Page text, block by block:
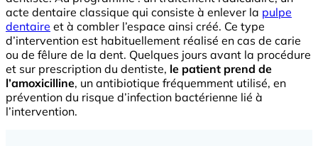
acte dentaire classique qui consiste à enlever la pulpe
dentaire et à combler l’espace ainsi créé. Ce type
d’intervention est habituellement réalisé en cas de carie
ou de fêlure de la dent. Quelques jours avant la procédure
et sur prescription du dentiste, le patient prend de
l’amoxicilline, un antibiotique fréquemment utilisé, en
prévention du risque d’infection bactérienne lié à
l’intervention.